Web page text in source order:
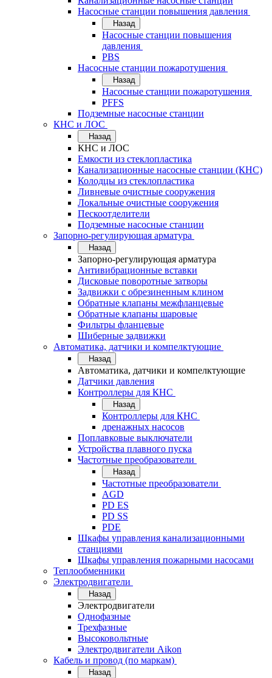
Насосные станции повышения давления
Назад
Насосные станции повышения
давления
PBS
Насосные станции пожаротушения
Назад
Насосные станции пожаротушения
PFFS
Подземные насосные станции
КНС и ЛОС
Назад
КНС и ЛОС
Емкости из стеклопластика
Канализационные насосные станции (КНС)
Колодцы из стеклопластика
Ливневые очистные сооружения
Локальные очистные сооружения
Пескоотделители
Подземные насосные станции
Запорно-регулирующая арматура
Назад
Запорно-регулирующая арматура
Антивибрационные вставки
Дисковые поворотные затворы
Задвижки с обрезиненным клином
Обратные клапаны межфланцевые
Обратные клапаны шаровые
Фильтры фланцевые
Шиберные задвижки
Автоматика, датчики и компелктующие
Назад
Автоматика, датчики и компелктующие
Датчики давления
Контроллеры для КНС
Назад
Контроллеры для КНС
дренажных насосов
Поплавковые выключатели
Устройства плавного пуска
Частотные преобразователи
Назад
Частотные преобразователи
AGD
PD ES
PD SS
PDE
Шкафы управления канализационными
станциями
Шкафы управления пожарными насосами
Теплообменники
Электродвигатели
Назад
Электродвигатели
Однофазные
Трехфазные
Высоковольтные
Электродвигатели Aikon
Кабель и провод (по маркам)
Назад